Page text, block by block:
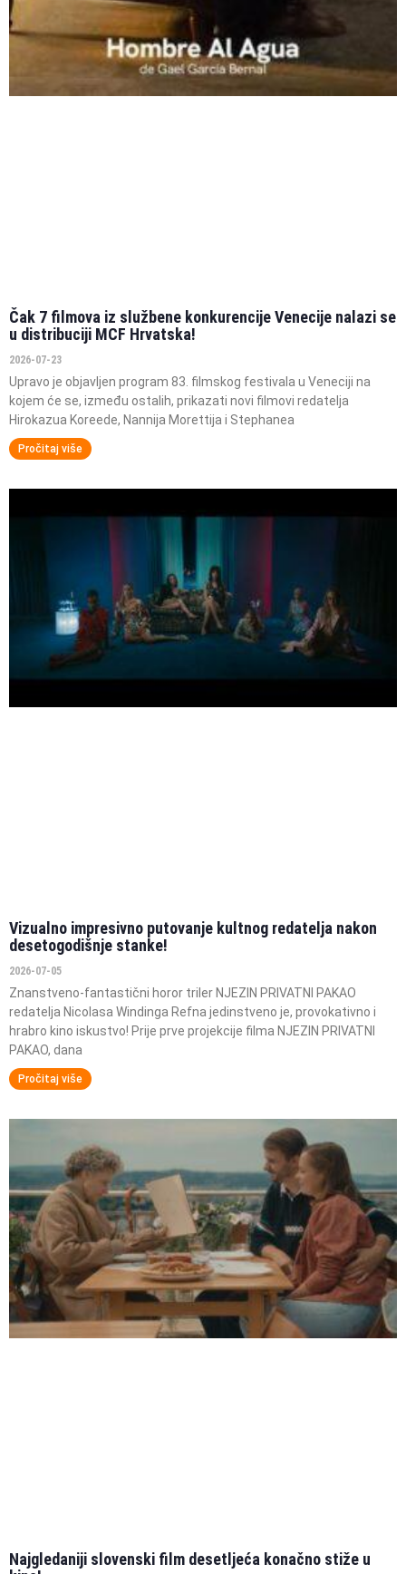
Čak 7 filmova iz službene konkurencije Venecije nalazi se
u distribuciji MCF Hrvatska!
2026-07-23
Upravo je objavljen program 83. filmskog festivala u Veneciji na
kojem će se, između ostalih, prikazati novi filmovi redatelja
Hirokazua Koreede, Nannija Morettija i Stephanea
Pročitaj više
Vizualno impresivno putovanje kultnog redatelja nakon
desetogodišnje stanke!
2026-07-05
Znanstveno-fantastični horor triler NJEZIN PRIVATNI PAKAO
redatelja Nicolasa Windinga Refna jedinstveno je, provokativno i
hrabro kino iskustvo! Prije prve projekcije filma NJEZIN PRIVATNI
PAKAO, dana
Pročitaj više
Najgledaniji slovenski film desetljeća konačno stiže u